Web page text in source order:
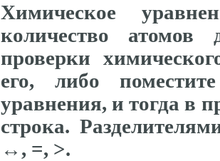
Химическое
количество
проверки
его, либо
уравнения, и тогда в
строка.
↔, =, >.